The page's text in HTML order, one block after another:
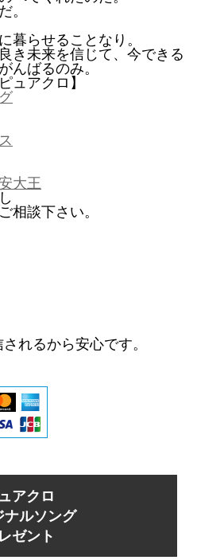
。
暮らせることなり。
き未来を信じて、今できる
んばるのみ。
ュアクロ】
大王
相談下さい。
れるから安心です。
アクロ
ナルソング
ゼント